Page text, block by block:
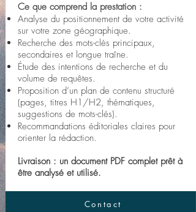
Ce que comprend la prestation :
Analyse du positionnement de votre activité
sur votre zone géographique.
Recherche des mots-clés principaux,
secondaires et longue traîne.
Étude des intentions de recherche et du
volume de requêtes.
Proposition d’un plan de contenu structuré
(pages, titres H1/H2, thématiques,
suggestions de mots-clés).
Recommandations éditoriales claires pour
orienter la rédaction.
Livraison : un document PDF complet prêt à
être analysé et utilisé.
Contact